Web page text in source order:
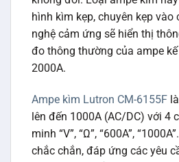
hình kìm kẹp, chuyên kẹp vào
nghệ cảm ứng sẽ hiển thị
đo thông thường của ampe
2000A.
Ampe kìm Lutron CM-6155F
lên đến 1000A (AC/DC) với 4
minh “V”, “Ω”, “600A”,
chắc chắn, đáp ứng các yêu